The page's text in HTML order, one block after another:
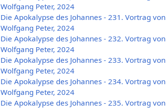
Wolfgang Peter, 2024
Die Apokalypse des Johannes - 231. Vortrag von
Wolfgang Peter, 2024
Die Apokalypse des Johannes - 232. Vortrag von
Wolfgang Peter, 2024
Die Apokalypse des Johannes - 233. Vortrag von
Wolfgang Peter, 2024
Die Apokalypse des Johannes - 234. Vortrag von
Wolfgang Peter, 2024
Die Apokalypse des Johannes - 235. Vortrag von